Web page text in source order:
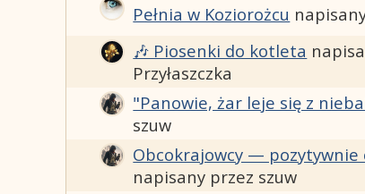
Pełnia w Koziorożcu
🎶 Piosenki do kotleta
Przyłaszczka
"Panowie, żar leje się z
szuw
Obcokrajowcy — pozytywnie
napisany przez szuw